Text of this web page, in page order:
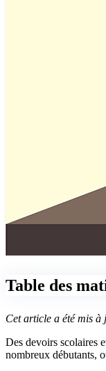
Table des
Cet article a été mis
Des devoirs scolaires
nombreux débutants,